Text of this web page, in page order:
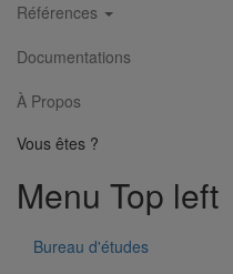
Références
Documentations
À Propos
Vous êtes ?
Menu Top left
Bureau d'études